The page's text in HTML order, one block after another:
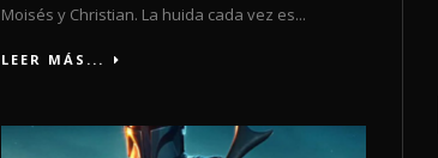
Moisés y Christian. La huida cada vez es...
LEER MÁS...